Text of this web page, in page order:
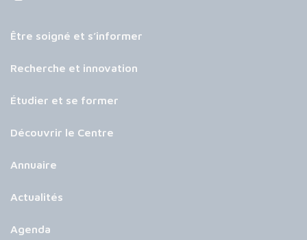
Être soigné et s’informer
Recherche et innovation
Étudier et se former
Découvrir le Centre
Annuaire
Actualités
Agenda